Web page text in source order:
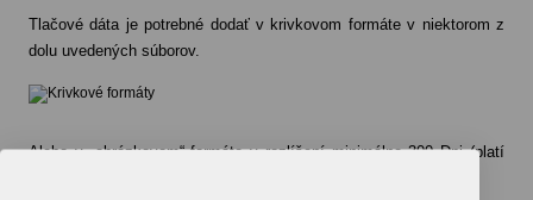
Tlačové dáta je potrebné dodať v krivkovom formáte v niektorom z
dolu uvedených súborov.
Alebo v „obrázkovom“ formáte v rozlíšení minimálne 300 Dpi (platí